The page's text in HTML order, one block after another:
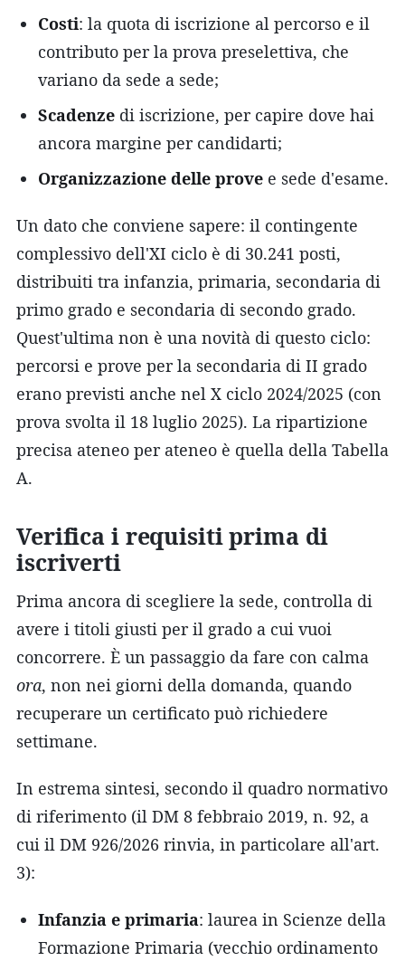
Costi: la quota di iscrizione al percorso e il
contributo per la prova preselettiva, che
variano da sede a sede;
Scadenze di iscrizione, per capire dove hai
ancora margine per candidarti;
Organizzazione delle prove e sede d'esame.
Un dato che conviene sapere: il contingente
complessivo dell'XI ciclo è di 30.241 posti,
distribuiti tra infanzia, primaria, secondaria di
primo grado e secondaria di secondo grado.
Quest'ultima non è una novità di questo ciclo:
percorsi e prove per la secondaria di II grado
erano previsti anche nel X ciclo 2024/2025 (con
prova svolta il 18 luglio 2025). La ripartizione
precisa ateneo per ateneo è quella della Tabella
A.
Verifica i requisiti prima di
iscriverti
Prima ancora di scegliere la sede, controlla di
avere i titoli giusti per il grado a cui vuoi
concorrere. È un passaggio da fare con calma
ora, non nei giorni della domanda, quando
recuperare un certificato può richiedere
settimane.
In estrema sintesi, secondo il quadro normativo
di riferimento (il DM 8 febbraio 2019, n. 92, a
cui il DM 926/2026 rinvia, in particolare all'art.
3):
Infanzia e primaria: laurea in Scienze della
Formazione Primaria (vecchio ordinamento